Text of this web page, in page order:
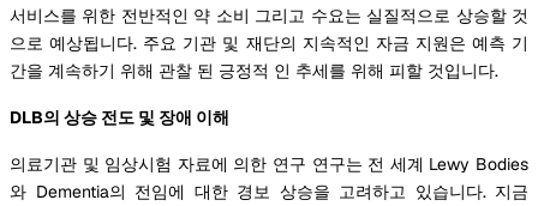
서비스를 위한 전반적인 약 소비 그리고 수요는 실질적으로 상승할 것
으로 예상됩니다. 주요 기관 및 재단의 지속적인 자금 지원은 예측 기
간을 계속하기 위해 관찰 된 긍정적 인 추세를 위해 피할 것입니다.
DLB의 상승 전도 및 장애 이해
의료기관 및 임상시험 자료에 의한 연구 연구는 전 세계 Lewy Bodies
와 Dementia의 전임에 대한 경보 상승을 고려하고 있습니다. 지금